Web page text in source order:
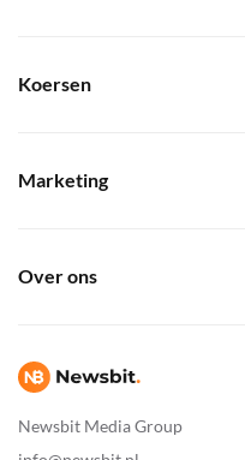
Newsbit Media Group
Koersen
Marketing
Over ons